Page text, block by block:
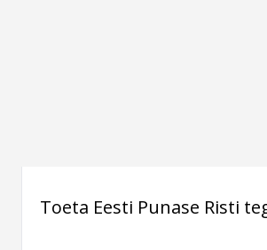
Toeta Eesti Punase Risti